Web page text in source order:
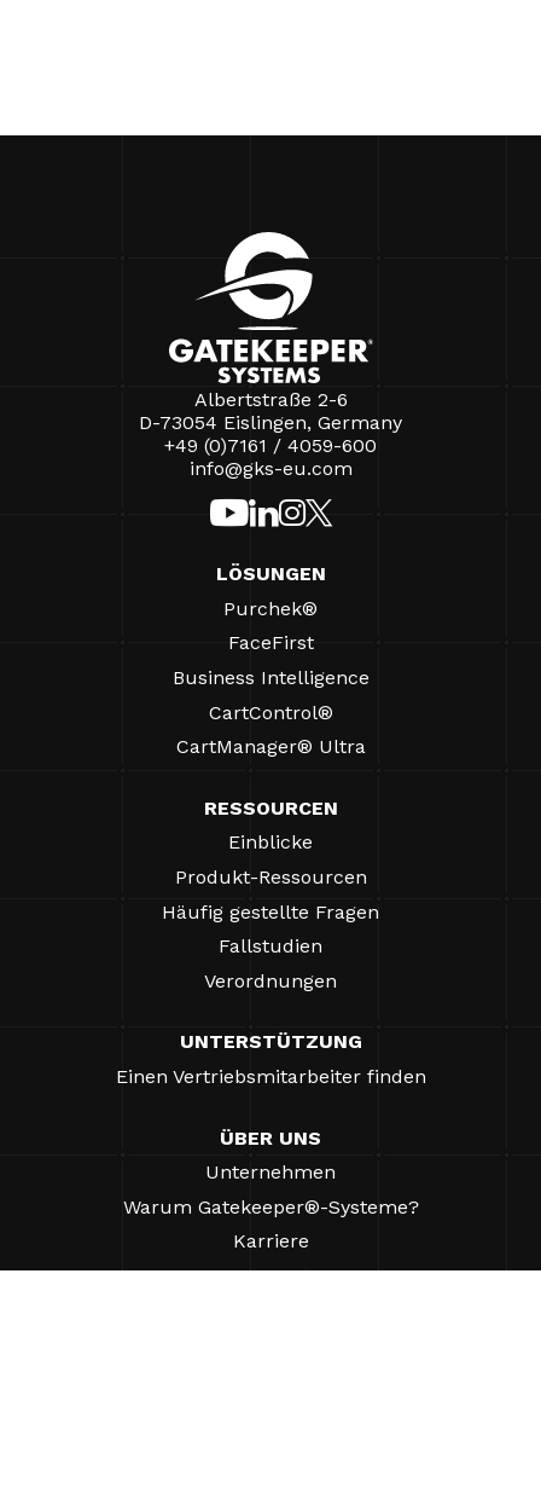
Albertstraße 2-6
D-73054 Eislingen, Germany
+49 (0)7161 / 4059-600
info@gks-eu.com
LÖSUNGEN
Purchek®
FaceFirst
Business Intelligence
CartControl®
CartManager® Ultra
RESSOURCEN
Einblicke
Produkt-Ressourcen
Häufig gestellte Fragen
Fallstudien
Verordnungen
UNTERSTÜTZUNG
Einen Vertriebsmitarbeiter finden
ÜBER UNS
Unternehmen
Warum Gatekeeper®-Systeme?
Karriere
Unsere Partner